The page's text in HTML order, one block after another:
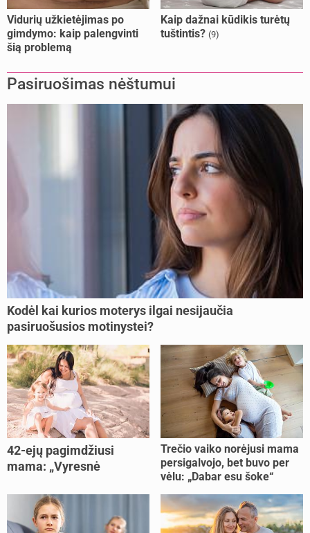
Vidurių užkietėjimas po
gimdymo: kaip palengvinti
šią problemą
Kaip dažnai kūdikis turėtų
tuštintis? (9)
Pasiruošimas nėštumui
Kodėl kai kurios moterys ilgai nesijaučia
pasiruošusios motinystei?
42-ejų pagimdžiusi
mama: „Vyresnė
lengviau“
Trečio vaiko norėjusi mama
persigalvojo, bet buvo per
vėlu: „Dabar esu šoke“